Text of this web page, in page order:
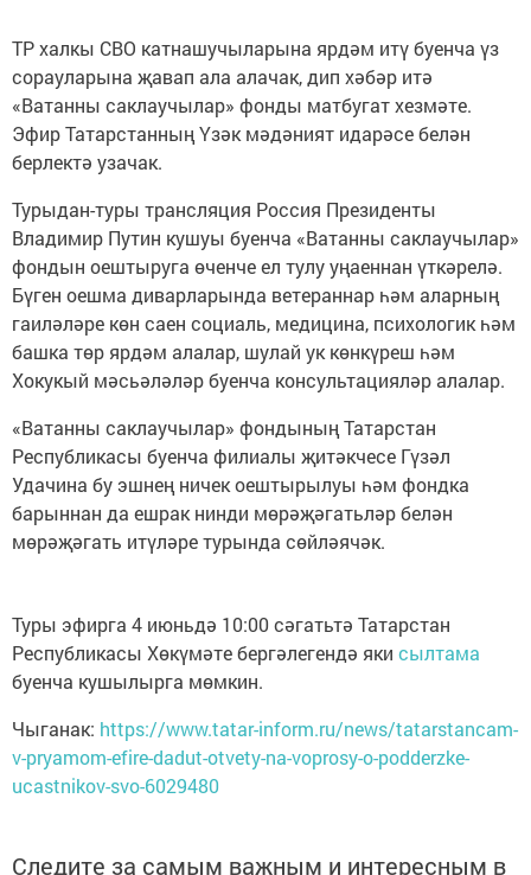
ТР халкы СВО катнашучыларына ярдәм итү буенча үз
сорауларына җавап ала алачак, дип хәбәр итә
«Ватанны саклаучылар» фонды матбугат хезмәте.
Эфир Татарстанның Үзәк мәдәният идарәсе белән
берлектә узачак.
Турыдан-туры трансляция Россия Президенты
Владимир Путин кушуы буенча «Ватанны саклаучылар»
фондын оештыруга өченче ел тулу уңаеннан үткәрелә.
Бүген оешма диварларында ветераннар һәм аларның
гаиләләре көн саен социаль, медицина, психологик һәм
башка төр ярдәм алалар, шулай ук көнкүреш һәм
Хокукый мәсьәләләр буенча консультацияләр алалар.
«Ватанны саклаучылар» фондының Татарстан
Республикасы буенча филиалы җитәкчесе Гүзәл
Удачина бу эшнең ничек оештырылуы һәм фондка
барыннан да ешрак нинди мөрәҗәгатьләр белән
мөрәҗәгать итүләре турында сөйләячәк.
Туры эфирга 4 июньдә 10:00 сәгатьтә Татарстан
Республикасы Хөкүмәте бергәлегендә яки сылтама
буенча кушылырга мөмкин.
Чыганак: https://www.tatar-inform.ru/news/tatarstancam-
v-pryamom-efire-dadut-otvety-na-voprosy-o-podderzke-
ucastnikov-svo-6029480
Следите за самым важным и интересным в